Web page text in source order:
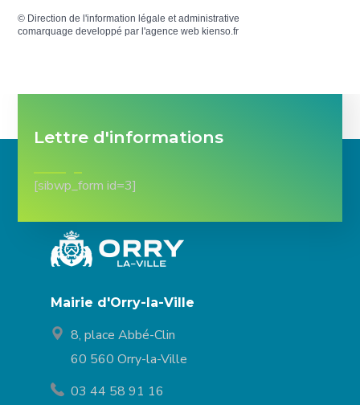
© Direction de l'information légale et administrative
comarquage developpé par l'agence web kienso.fr
Lettre d'informations
[sibwp_form id=3]
Mairie d'Orry-la-Ville
8, place Abbé-Clin
60 560 Orry-la-Ville
03 44 58 91 16